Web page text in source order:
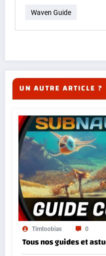
Waven Guide
UN AUTRE ARTICLE ?
Timtoobias 0
Tous nos guides et